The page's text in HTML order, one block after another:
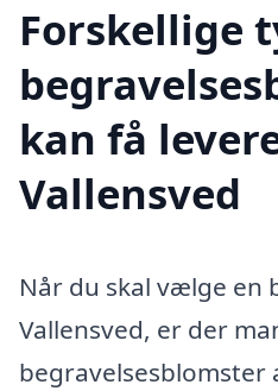
Forskellige
kan få
Vallensved
Når du skal vælge en
Vallensved, er der
begravelsesblomster